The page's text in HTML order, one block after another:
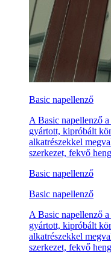
Basic napellenző
A Basic napellenző
gyártott, kipróbált
alkatrészekkel
szerkezet, fekvő
Basic napellenző
Basic napellenző
A Basic napellenző
gyártott, kipróbált
alkatrészekkel
szerkezet, fekvő